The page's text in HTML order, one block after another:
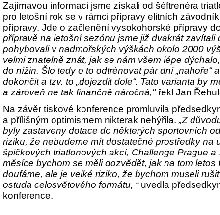
Zajímavou informaci jsme získali od šéftrenéra
pro letošní rok se v rámci přípravy elitních
přípravy. Jde o začlenění vysokohorské přípravy
přípravě na letošní sezónu jsme již dvakrát zavítali
pohybovali v nadmořských výškách okolo 2000
velmi znatelně znát, jak se nám všem lépe
do nížin. Šlo tedy o to odtrénovat pár dní „nahoře“
dokončit a tzv. to „dojezdit dole“. Tato varianta by
a zároveň ne tak finančně náročná,"řekl Jan
Na závěr tiskové konference promluvila
a přílišným optimismem nikterak nehýřila. „Z
byly zastaveny dotace do některých sportovních
riziku, že nebudeme mít dostatečné prostředky na
špičkových triatlonových akcí, Challenge Prague a
měsíce bychom se měli dozvědět, jak na tom letos
doufáme, ale je velké riziko, že bychom museli
ostuda celosvětového formátu, “ uvedla
konference.